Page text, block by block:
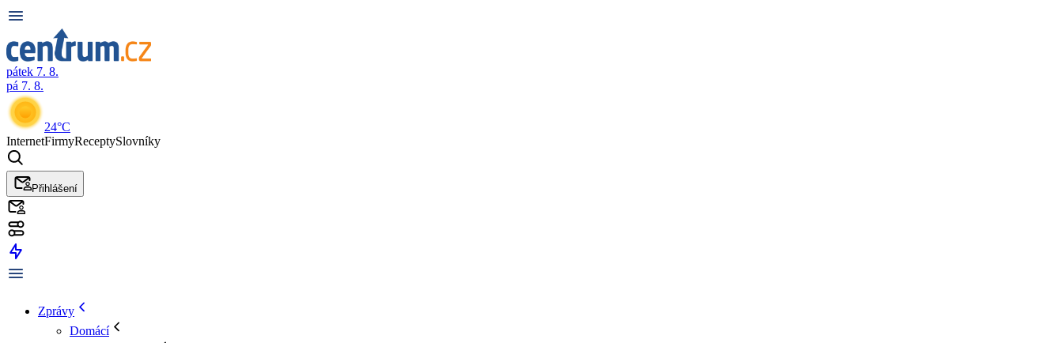
pátek 7. 8.
pá 7. 8.
24°C
InternetFirmyReceptySlovníky
Přihlášení
Zprávy
Domácí